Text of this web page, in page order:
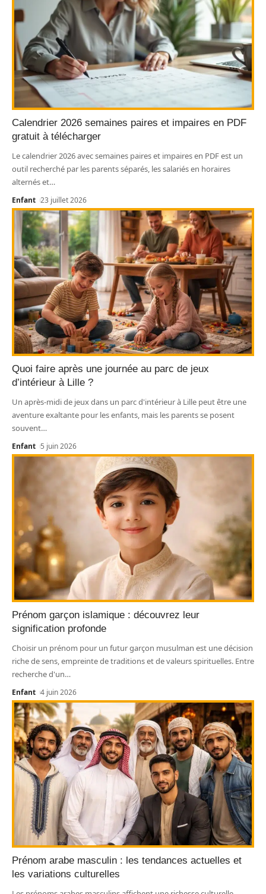
Calendrier 2026 semaines paires et impaires en PDF
gratuit à télécharger
Le calendrier 2026 avec semaines paires et impaires en PDF est un
outil recherché par les parents séparés, les salariés en horaires
alternés et…
Enfant 23 juillet 2026
Quoi faire après une journée au parc de jeux
d’intérieur à Lille ?
Un après-midi de jeux dans un parc d'intérieur à Lille peut être une
aventure exaltante pour les enfants, mais les parents se posent
souvent…
Enfant 5 juin 2026
Prénom garçon islamique : découvrez leur
signification profonde
Choisir un prénom pour un futur garçon musulman est une décision
riche de sens, empreinte de traditions et de valeurs spirituelles. Entre
recherche d'un…
Enfant 4 juin 2026
Prénom arabe masculin : les tendances actuelles et
les variations culturelles